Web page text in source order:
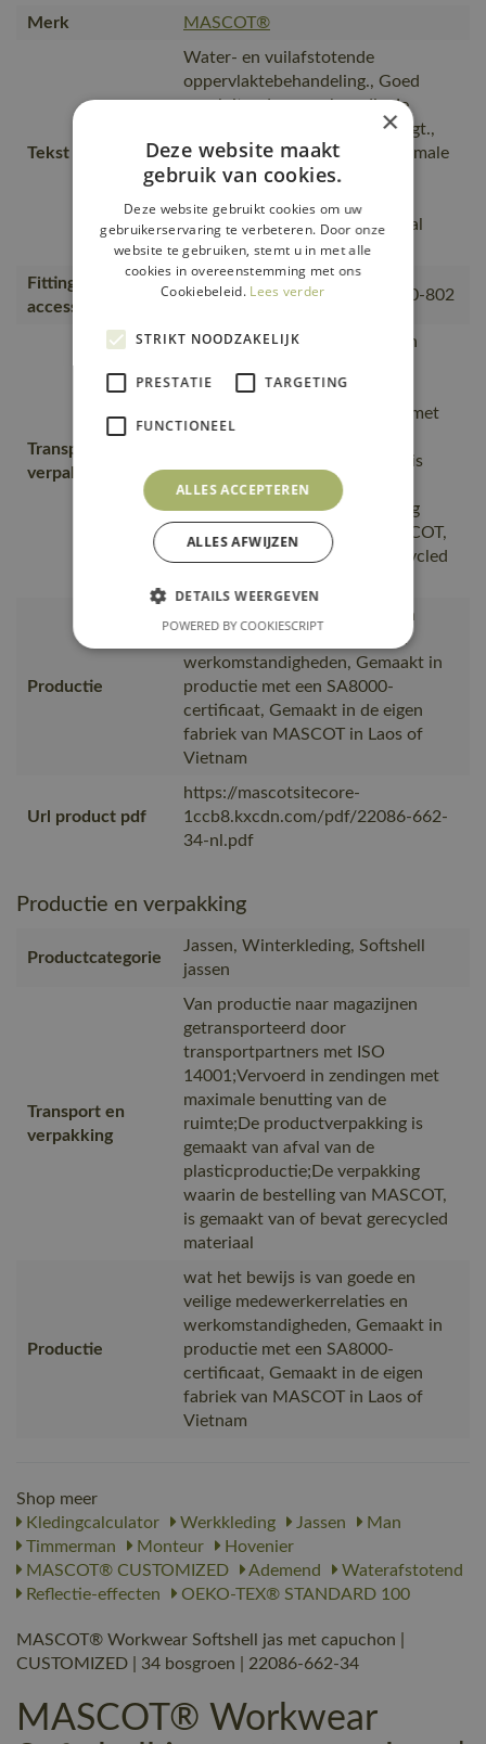
Merk MASCOT®
Tekst usp
Water- en vuilafstotende
oppervlaktebehandeling., Goed
aansluitende capuchon die de
bewegingen van uw hoofd volgt.,
Stretch-materiaal geeft u maximale
bewegingsvrijheid., Hoge
slijtvastheid en goed ademend
vermogen zorgen voor optimaal
comfort.
Fitting
accessories
00781-380, 50077-843, 18050-802
Transport en
verpakking
Van productie naar magazijnen
transportpartners met ISO
14001;Vervoerd in zendingen met
maximale benutting van de
ruimte;De productverpakking is
gemaakt van afval van de
plasticproductie;De verpakking
waarin de bestelling van MASCOT,
is gemaakt van of bevat gerecycled
Productie
wat het bewijs is van goede en
veilige medewerkerrelaties en
werkomstandigheden, Gemaakt in
productie met een SA8000-
certificaat, Gemaakt in de eigen
fabriek van MASCOT in Laos of
Vietnam
Url product pdf
https://mascotsitecore-
1ccb8.kxcdn.com/pdf/22086-662-
34-nl.pdf
Productie en verpakking
Productcategorie
Jassen, Winterkleding, Softshell
jassen
Transport en
verpakking
Van productie naar magazijnen
getransporteerd door
transportpartners met ISO
14001;Vervoerd in zendingen met
maximale benutting van de
ruimte;De productverpakking is
gemaakt van afval van de
plasticproductie;De verpakking
waarin de bestelling van MASCOT,
is gemaakt van of bevat gerecycled
materiaal
Productie
wat het bewijs is van goede en
veilige medewerkerrelaties en
werkomstandigheden, Gemaakt in
productie met een SA8000-
certificaat, Gemaakt in de eigen
fabriek van MASCOT in Laos of
Vietnam
Shop meer
Kledingcalculator
Werkkleding Jassen
Man
Timmerman
Monteur
Hovenier
MASCOT® CUSTOMIZED
Ademend
Waterafstotend
Reflectie-effecten
OEKO-TEX® STANDARD 100
MASCOT® Workwear Softshell jas met capuchon |
CUSTOMIZED | 34 bosgroen | 22086-662-34
MASCOT® Workwear
×
Deze website maakt
gebruik van cookies.
Deze website gebruikt cookies om uw
gebruikerservaring te verbeteren. Door onze
website te gebruiken, stemt u in met alle
cookies in overeenstemming met ons
Cookiebeleid. Lees verder
STRIKT NOODZAKELIJK
PRESTATIE TARGETING
FUNCTIONEEL
ALLES ACCEPTEREN
ALLES AFWIJZEN
DETAILS WEERGEVEN
POWERED BY COOKIESCRIPT